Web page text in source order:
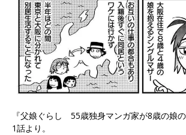
『父娘ぐらし 55歳独身マンガ家が8歳の娘
1話より。